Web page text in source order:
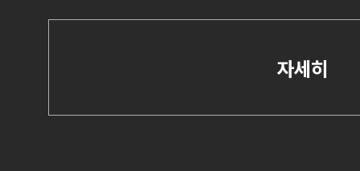
자세히